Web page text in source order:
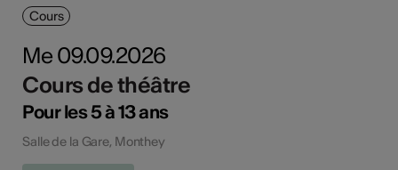
Cours
Me 09.09.2026
Cours de théâtre
Pour les 5 à 13 ans
Salle de la Gare, Monthey